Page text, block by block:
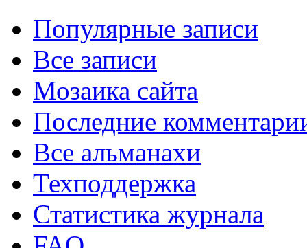
Популярные записи
Все записи
Мозаика сайта
Последние
Все альманахи
Техподдержка
Статистика журнала